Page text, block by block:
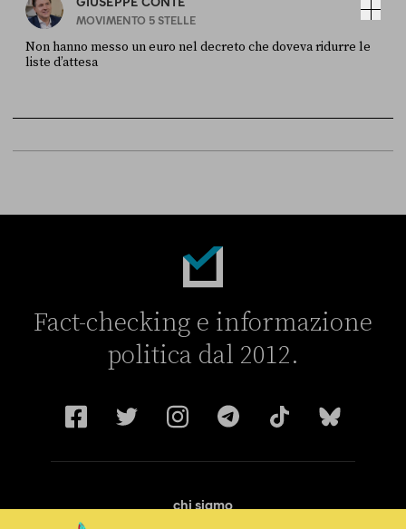
MOVIMENTO 5 STELLE
Non hanno messo un euro nel decreto che doveva ridurre le
liste d’attesa
Fact-checking e informazione
politica dal 2012.
chi siamo